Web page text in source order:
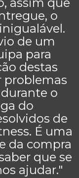
o
de um
para
destas
problemas
o
do
de
É uma
da compra
que se
ajudar."